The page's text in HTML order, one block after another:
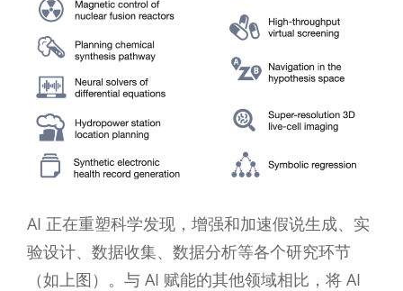
AI 正在重塑科学发现，增强和加速假说生成、实
验设计、数据收集、数据分析等各个研究环节
（如上图）。与 AI 赋能的其他领域相比，将 AI